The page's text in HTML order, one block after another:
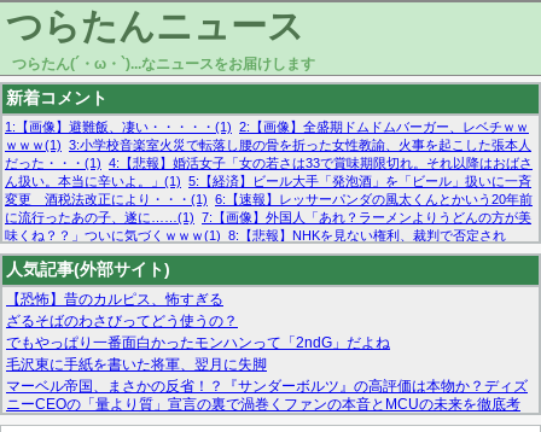
つらたんニュース
つらたん(´・ω・`)...なニュースをお届けします
新着コメント
1:【画像】避難飯、凄い・・・・・(1) 2:【画像】全盛期ドムドムバーガー、レベチｗｗ
ｗｗｗ(1) 3:小学校音楽室火災で転落し腰の骨を折った女性教諭、火事を起こした張本人
だった・・・(1) 4:【悲報】婚活女子「女の若さは33で賞味期限切れ。それ以降はおばさ
ん扱い。本当に辛いよ。」(1) 5:【経済】ビール大手「発泡酒」を「ビール」扱いに一斉
変更 酒税法改正により・・・(1) 6:【速報】レッサーパンダの風太くんとかいう20年前
に流行ったあの子、遂に……(1) 7:【画像】外国人「あれ？ラーメンよりうどんの方が美
味くね？？」ついに気づくｗｗｗ(1) 8:【悲報】NHKを見ない権利、裁判で否定され
る・・・(1) 9:欧州委員長「原発縮小は間違いでした」(1) 10:【悲報】日本企業の人手不
足、限界突破 52%「正社員も足りてません…」(1)
人気記事(外部サイト)
【恐怖】昔のカルピス、怖すぎる
ざるそばのわさびってどう使うの？
でもやっぱり一番面白かったモンハンって「2ndG」だよね
毛沢東に手紙を書いた将軍、翌月に失脚
マーベル帝国、まさかの反省！？『サンダーボルツ』の高評価は本物か？ディズ
ニーCEOの「量より質」宣言の裏で渦巻くファンの本音とMCUの未来を徹底考
察！